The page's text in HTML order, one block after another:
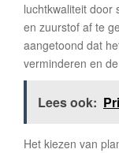
luchtkwaliteit door
en zuurstof af te
aangetoond dat
verminderen en
Lees ook:
Het kiezen van